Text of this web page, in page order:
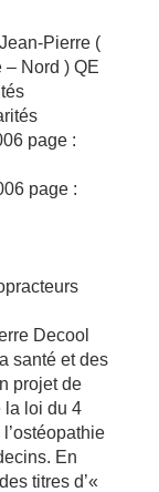
Pierre (
Nord ) QE
page :
page :
Decool
santé et des
projet de
la loi du 4
En
titres d’«